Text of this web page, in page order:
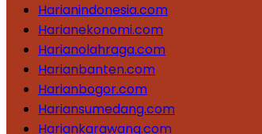
Harianindonesia.com
Harianekonomi.com
Harianolahraga.com
Harianbanten.com
Harianbogor.com
Hariansumedang.com
Hariankarawang.com